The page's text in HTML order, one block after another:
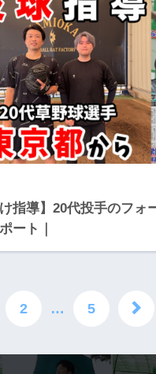
指導】20代投手のフォ
ート｜
2 … 5